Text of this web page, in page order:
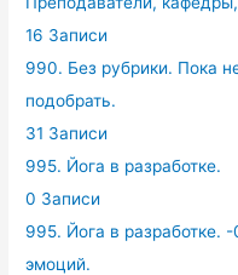
16 Записи
990. Без рубрики. Пока
подобрать.
31 Записи
995. Йога в разработке.
0 Записи
995. Йога в разработке.
эмоций.